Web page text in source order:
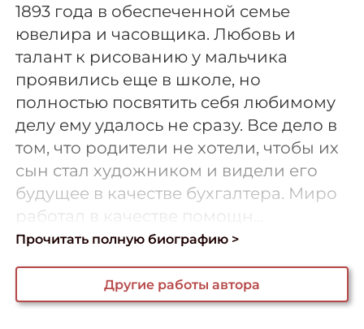
1893 года в обеспеченной семье
ювелира и часовщика. Любовь и
талант к рисованию у мальчика
проявились еще в школе, но
полностью посвятить себя любимому
делу ему удалось не сразу. Все дело в
том, что родители не хотели, чтобы их
сын стал художником и видели его
будущее в качестве бухгалтера. Миро
работал в качестве помощн...
Прочитать полную биографию >
Другие работы автора